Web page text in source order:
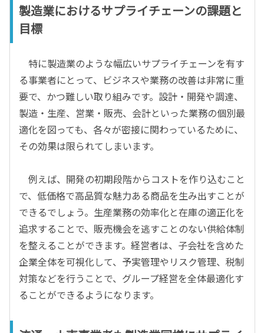
製造業におけるサプライチェーンの課題と
目標
特に製造業のような幅広いサプライチェーンを有す
る事業者にとって、ビジネスや業務の改善は非常に重
要で、かつ難しい取り組みです。設計・開発や調達、
製造・生産、営業・販売、会計といった業務の個別最
適化を図っても、各々が密接に関わっているために、
その効果は限られてしまいます。
例えば、開発の初期段階からコストを作り込むこと
で、低価格で高品質な魅力ある商品を生み出すことが
できるでしょう。生産業務の効率化と在庫の適正化を
追求することで、販売機会を逃すことのない供給体制
を整えることができます。経営者は、子会社を含めた
企業全体を可視化して、予実管理やリスク管理、税制
対策などを行うことで、グループ経営を全体最適化す
ることができるようになります。